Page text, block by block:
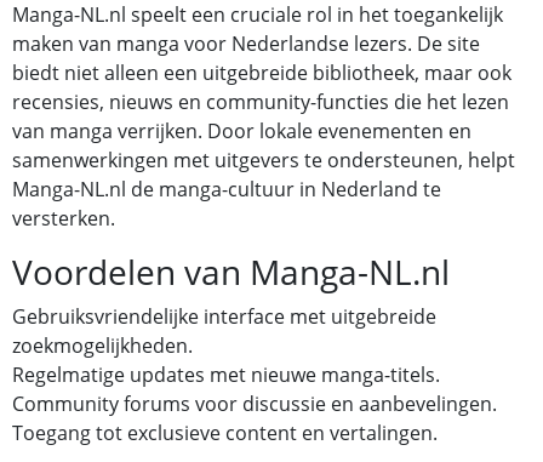
Manga-NL.nl speelt een cruciale rol in het toegankelijk
maken van manga voor Nederlandse lezers. De site
biedt niet alleen een uitgebreide bibliotheek, maar ook
recensies, nieuws en community-functies die het lezen
van manga verrijken. Door lokale evenementen en
samenwerkingen met uitgevers te ondersteunen, helpt
Manga-NL.nl de manga-cultuur in Nederland te
versterken.
Voordelen van Manga-NL.nl
Gebruiksvriendelijke interface met uitgebreide
zoekmogelijkheden.
Regelmatige updates met nieuwe manga-titels.
Community forums voor discussie en aanbevelingen.
Toegang tot exclusieve content en vertalingen.